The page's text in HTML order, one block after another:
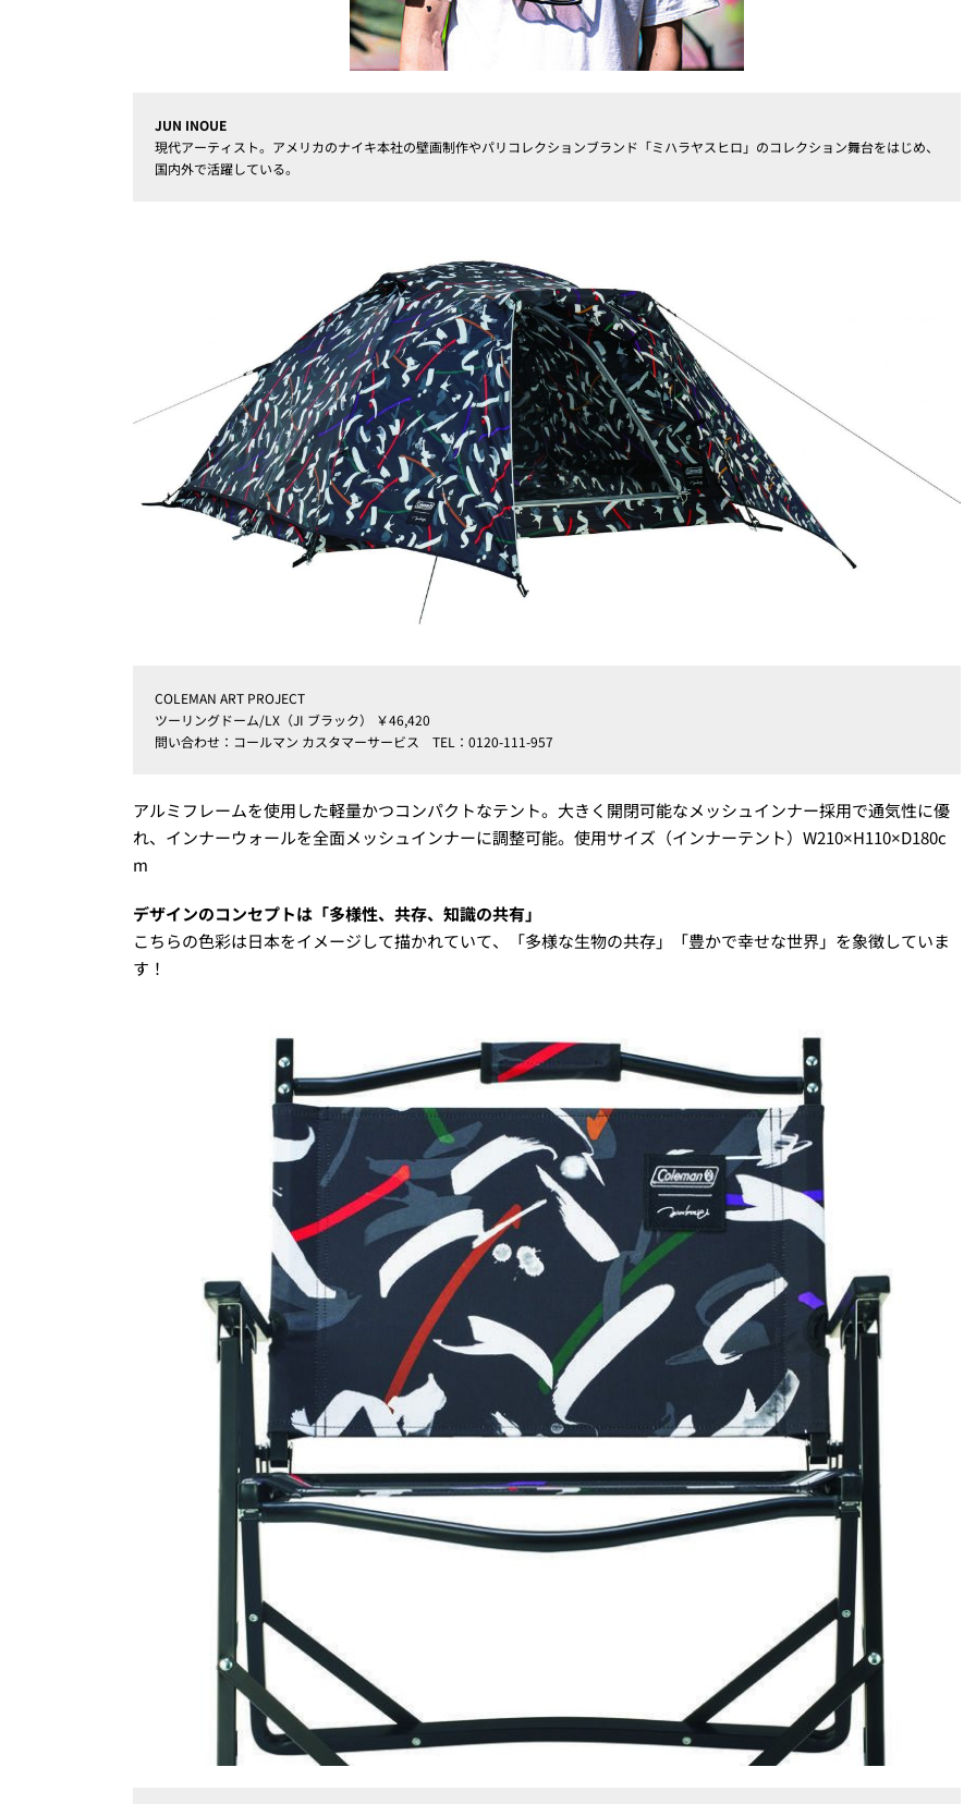
JUN INOUE
現代アーティスト。アメリカのナイキ本社の壁画制作やパリコレクションブランド「ミハラヤスヒロ」のコレクション舞台をはじめ、
国内外で活躍している。
COLEMAN ART PROJECT
ツーリングドーム/LX（JI ブラック） ￥46,420
問い合わせ：コールマン カスタマーサービス TEL：0120-111-957
アルミフレームを使用した軽量かつコンパクトなテント。大きく開閉可能なメッシュインナー採用で通気性に優
れ、インナーウォールを全面メッシュインナーに調整可能。使用サイズ（インナーテント）W210×H110×D180c
m
デザインのコンセプトは「多様性、共存、知識の共有」
こちらの色彩は日本をイメージして描かれていて、「多様な生物の共存」「豊かで幸せな世界」を象徴していま
す！